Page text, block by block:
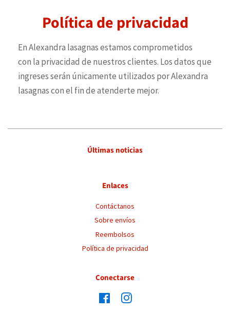
Política de privacidad
En Alexandra lasagnas estamos comprometidos
con la privacidad de nuestros clientes. Los datos que
ingreses serán únicamente utilizados por Alexandra
lasagnas con el fin de atenderte mejor.
Últimas noticias
Enlaces
Contáctanos
Sobre envíos
Reembolsos
Política de privacidad
Conectarse
FacebookInstagram